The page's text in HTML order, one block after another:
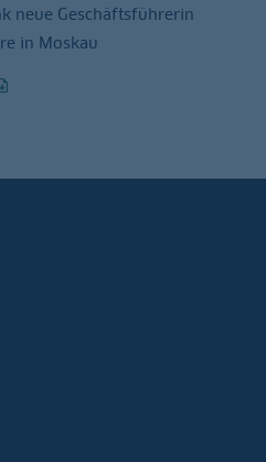
neue Geschäftsführerin
in Moskau